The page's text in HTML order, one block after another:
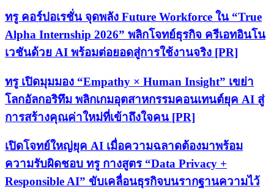
ทรู คอร์ปอเรชั่น จุดพลัง Future Workforce ใน “True
Alpha Internship 2026” พลิกโจทย์ธุรกิจ ครีเอทอินโน
เวชันด้วย AI พร้อมต่อยอดสู่การใช้งานจริง [PR]
ทรู เปิดมุมมอง “Empathy × Human Insight” เขย่า
โลกอัลกอริทึม พลิกเกมอุตสาหกรรมคอนเทนต์ยุค AI สู่
การสร้างคุณค่าใหม่ที่เข้าถึงใจคน [PR]
เปิดโจทย์ใหญ่ยุค AI เมื่อความฉลาดต้องมาพร้อม
ความรับผิดชอบ ทรู กางสูตร “Data Privacy +
Responsible AI” ขับเคลื่อนธุรกิจบนรากฐานความไว้